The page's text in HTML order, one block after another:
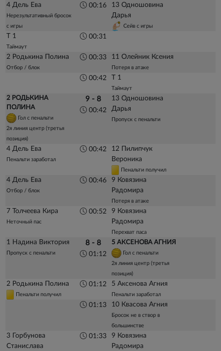
4 Дель Ева
Нерезультативный бросок
с игры
00:16
13 Одношовина
Дарья
Сейв с игры
Т 1
Таймаут
00:31
2 Родькина Полина
Отбор / блок
00:33 11 Олейник Ксения
Потеря в атаке
00:42 Т 1
Таймаут
2 РОДЬКИНА
ПОЛИНА
Гол с пенальти
2я линия центр (третья
позиция)
9 - 8
00:42
13 Одношовина
Дарья
Пропуск с пенальти
4 Дель Ева
Пенальти заработал
00:42
12 Пилипчук
Вероника
Пенальти получил
4 Дель Ева
Отбор / блок
00:46
9 Ковязина
Радомира
Потеря в атаке
7 Толчеева Кира
Неточный пас
00:52
9 Ковязина
Радомира
Перехват паса
1 Надина Виктория
Пропуск с пенальти
8 - 8
01:12
5 АКСЕНОВА АГНИЯ
Гол с пенальти
2я линия центр (третья
позиция)
2 Родькина Полина
Пенальти получил
01:12 5 Аксенова Агния
Пенальти заработал
01:13 10 Квасова Агния
Бросок не в створ в
большинстве
3 Горбунова
Станислава
01:33
9 Ковязина
Радомира